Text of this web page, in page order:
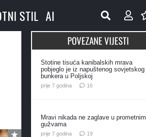
STIL AI
POVEZANE VIJESTI
Stotine tisuća kanibalskih mrava
pobjeglo je iz napuštenog sovjetskog
bunkera u Poljskoj
prije 7 godina 16komentara
Mravi nikada ne zaglave u prometnim
gužvama
prije 7 godina 19komentara